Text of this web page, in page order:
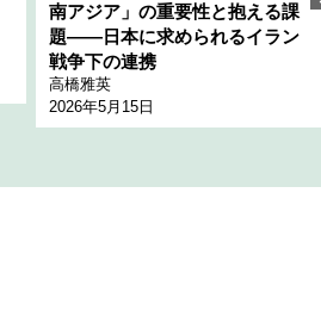
南アジア」の重要性と抱える課
題――日本に求められるイラン
戦争下の連携
高橋雅英
2026年5月15日